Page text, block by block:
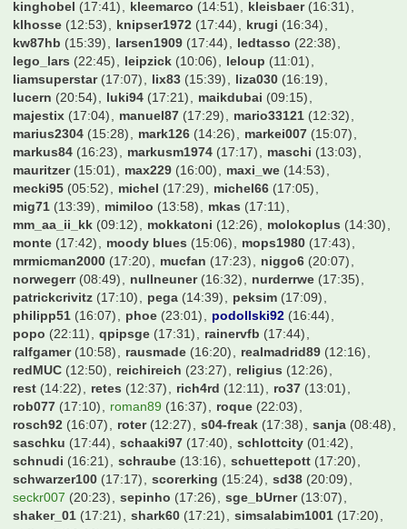
fabs512(13:26) fair2you(15:27) fcb4ever(17:06)
fcb777(17:32) fcb_fabi(13:00) fcbayernnico(17:27)
fcbmark (15:25) fcbschulle (16:33) fchtim(21:05)
fctunnel(17:19) feverpitch79(15:44) fevon(16:49)
figur87(17:19) flaschenbier(12:12) flitschi(16:59)
flo200000(14:11) flo87(17:36) forza_osna(17:24)
franknaldo(21:14) frechmann(11:24) galmi(15:30)
gartenzaun(16:20) geraldinho(16:55) germ4nhunter(17:00)
gerrard08LFC(11:45) gladbach22(23:32) goetzda(21:10)
gordon_gecko(09:33) groundhopping(19:49)
grover(17:44) hansemann68(11:47) hanswurst(16:00)
hasardeur79(12:15) hauerth(17:41) hda(17:41)
hendrikhro(15:01) hens(17:44) hermi6 (16:25)
hochhausass(16:34) hocky1896(09:20)
hofmann1982(11:04) holstein86(15:36) hotstepper(22:17)
hsvkuh(16:55) ht1997(17:24) huesch100(13:42)
hulk85(17:43) hupfl (10:51) iPat_232(16:19)
industriegigant(11:06) jan921(19:22) jannick1602(17:22)
jason (14:50) jens1893(17:22) jens1981(10:23)
jense3000(11:28) jmt(15:19) joelina10(15:56) jovo(17:02)
jpf(17:41) jsc75 (09:24) kaneman(14:03) kellerde(11:45)
khratoy(09:52) kickers(15:57) kickersanhaenger(16:42)
kinghobel(17:41) kleemarco(14:51) kleisbaer
klhosse(12:53) knipser1972(17:44) krugi(16:34)
kw87hb(15:39) larsen1909 (17:44) ledtasso(22:38)
lego_lars(22:45) leipzick(10:06) leloup(11:01)
liamsuperstar (17:07) lix83(15:39) liza030(16:19)
lucern(20:54) luki94(17:21) maikdubai(09:15)
majestix(17:04) manuel87(17:29) mario33121(12:32)